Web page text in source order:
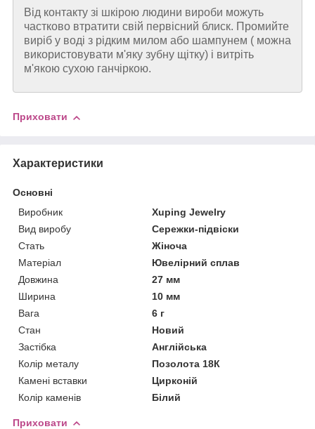
Від контакту зі шкірою людини вироби можуть
частково втратити свій первісний блиск. Промийте
виріб у воді з рідким милом або шампунем ( можна
використовувати м'яку зубну щітку) і витріть
м'якою сухою ганчіркою.
Приховати
Характеристики
Основні
Виробник
Xuping Jewelry
Вид виробу
Сережки-підвіски
Стать
Жіноча
Матеріал
Ювелірний сплав
Довжина
27 мм
Ширина
10 мм
Вага
6 г
Стан
Новий
Застібка
Англійська
Колір металу
Позолота 18К
Камені вставки
Цирконій
Колір каменів
Білий
Приховати